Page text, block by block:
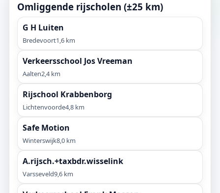
Omliggende rijscholen (±25 km)
G H Luiten
Bredevoort1,6 km
Verkeersschool Jos Vreeman
Aalten2,4 km
Rijschool Krabbenborg
Lichtenvoorde4,8 km
Safe Motion
Winterswijk8,0 km
A.rijsch.+taxbdr.wisselink
Varsseveld9,6 km